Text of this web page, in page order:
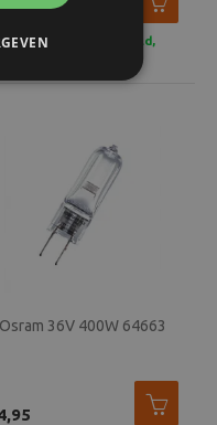
stock - Voor 15u besteld,
Osram 36V 400W 64663